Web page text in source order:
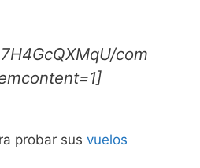
com
probar sus vuelos